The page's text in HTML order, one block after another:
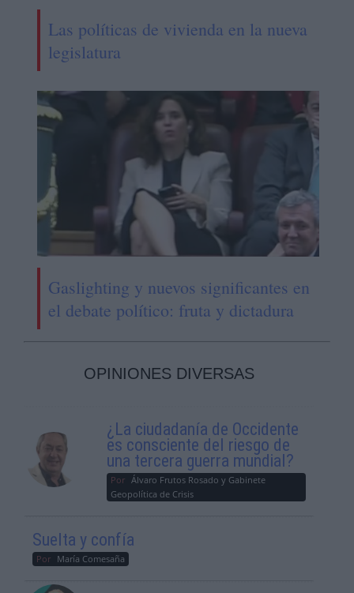
Las políticas de vivienda en la nueva
legislatura
Gaslighting y nuevos significantes en
el debate político: fruta y dictadura
OPINIONES DIVERSAS
¿La ciudadanía de Occidente
es consciente del riesgo de
una tercera guerra mundial?
Por Álvaro Frutos Rosado y Gabinete
Geopolítica de Crisis
Suelta y confía
Por María Comesaña